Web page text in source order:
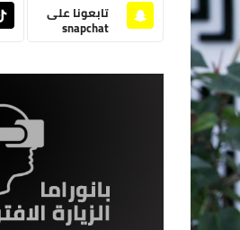
تابعونا على
snapchat